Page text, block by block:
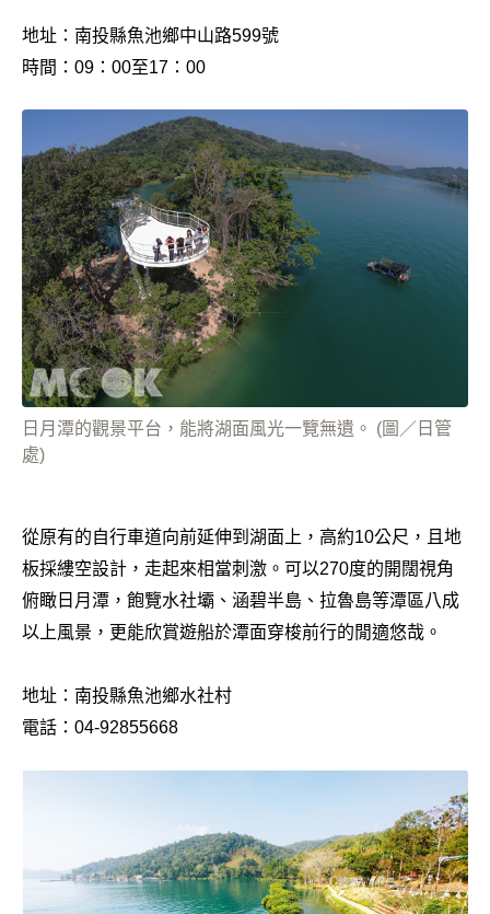
地址：南投縣魚池鄉中山路599號
時間：09：00至17：00
日月潭的觀景平台，能將湖面風光一覽無遺。 (圖／日管
處)
從原有的自行車道向前延伸到湖面上，高約10公尺，且地
板採縷空設計，走起來相當刺激。可以270度的開闊視角
俯瞰日月潭，飽覽水社壩、涵碧半島、拉魯島等潭區八成
以上風景，更能欣賞遊船於潭面穿梭前行的閒適悠哉。
地址：南投縣魚池鄉水社村
電話：04-92855668